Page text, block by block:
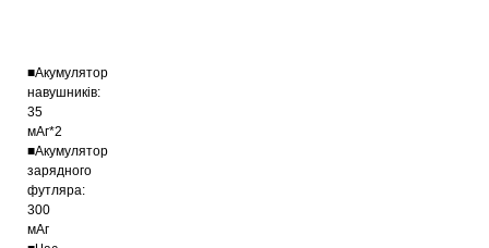
■Акумулятор
навушників:
35
мАг*2
■Акумулятор
зарядного
футляра:
300
мАг